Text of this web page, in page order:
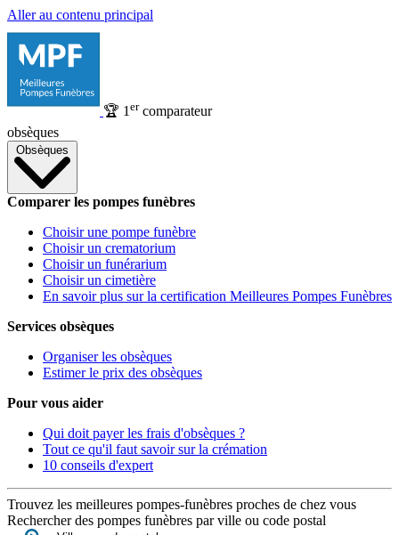
Aller au contenu principal
🏆 1 ercomparateur
obsèques
Obsèques
Comparer les pompes funèbres
Choisir une pompe funèbre
Choisir un crematorium
Choisir un funérarium
Choisir un cimetière
En savoir plus sur la certification Meilleures Pompes Funèbres
Services obsèques
Organiser les obsèques
Estimer le prix des obsèques
Pour vous aider
Qui doit payer les frais d'obsèques ?
Tout ce qu'il faut savoir sur la crémation
10 conseils d'expert
Trouvez les meilleures pompes-funèbres proches de chez vous
Rechercher des pompes funèbres par ville ou code postal